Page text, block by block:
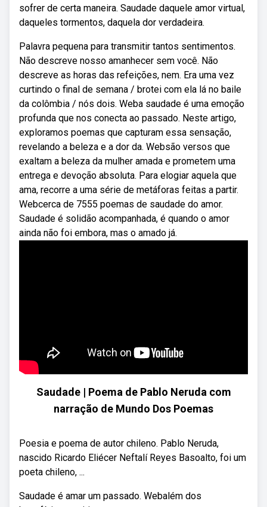
sofrer de certa maneira. Saudade daquele amor virtual,
daqueles tormentos, daquela dor verdadeira.
Palavra pequena para transmitir tantos sentimentos.
Não descreve nosso amanhecer sem você. Não
descreve as horas das refeições, nem. Era uma vez
curtindo o final de semana / brotei com ela lá no baile
da colômbia / nós dois. Weba saudade é uma emoção
profunda que nos conecta ao passado. Neste artigo,
exploramos poemas que capturam essa sensação,
revelando a beleza e a dor da. Websão versos que
exaltam a beleza da mulher amada e prometem uma
entrega e devoção absoluta. Para elogiar aquela que
ama, recorre a uma série de metáforas feitas a partir.
Webcerca de 7555 poemas de saudade do amor.
Saudade é solidão acompanhada, é quando o amor
ainda não foi embora, mas o amado já.
Saudade | Poema de Pablo Neruda com
narração de Mundo Dos Poemas
Poesia e poema de autor chileno. Pablo Neruda,
nascido Ricardo Eliécer Neftalí Reyes Basoalto, foi um
poeta chileno, ...
Saudade é amar um passado. Webalém dos